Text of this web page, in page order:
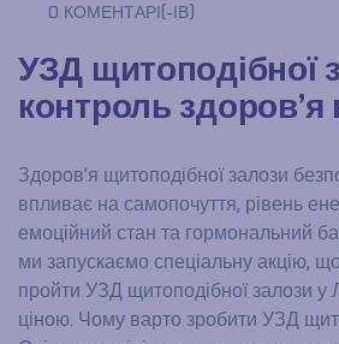
0 КОМЕНТАРІ(-ІВ)
УЗД щитоподібної
контроль здоров’я
Здоров’я щитоподібної залози
впливає на самопочуття, рівень
емоційний стан та гормональний
ми запускаємо спеціальну акцію,
пройти УЗД щитоподібної залози у
ціною. Чому варто зробити УЗД